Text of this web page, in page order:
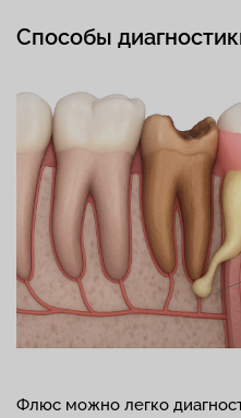
Способы
Флюс можно легко